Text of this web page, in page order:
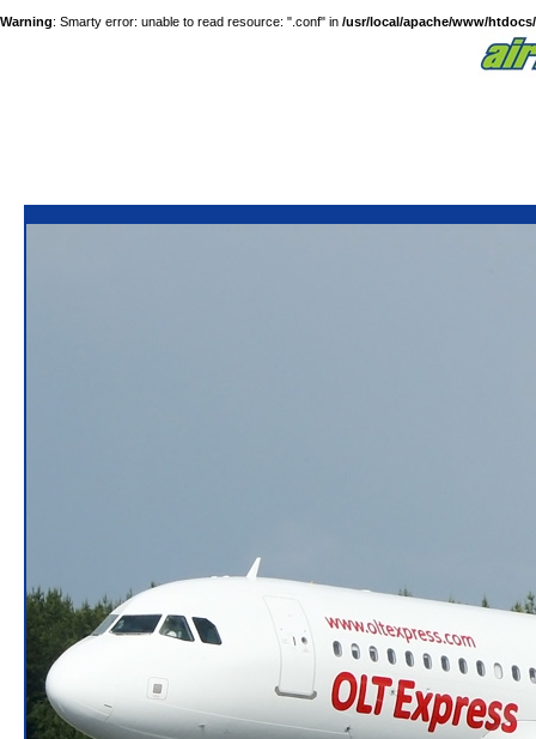
Warning: Smarty error: unable to read resource: ".conf" in /usr/local/apache/www/